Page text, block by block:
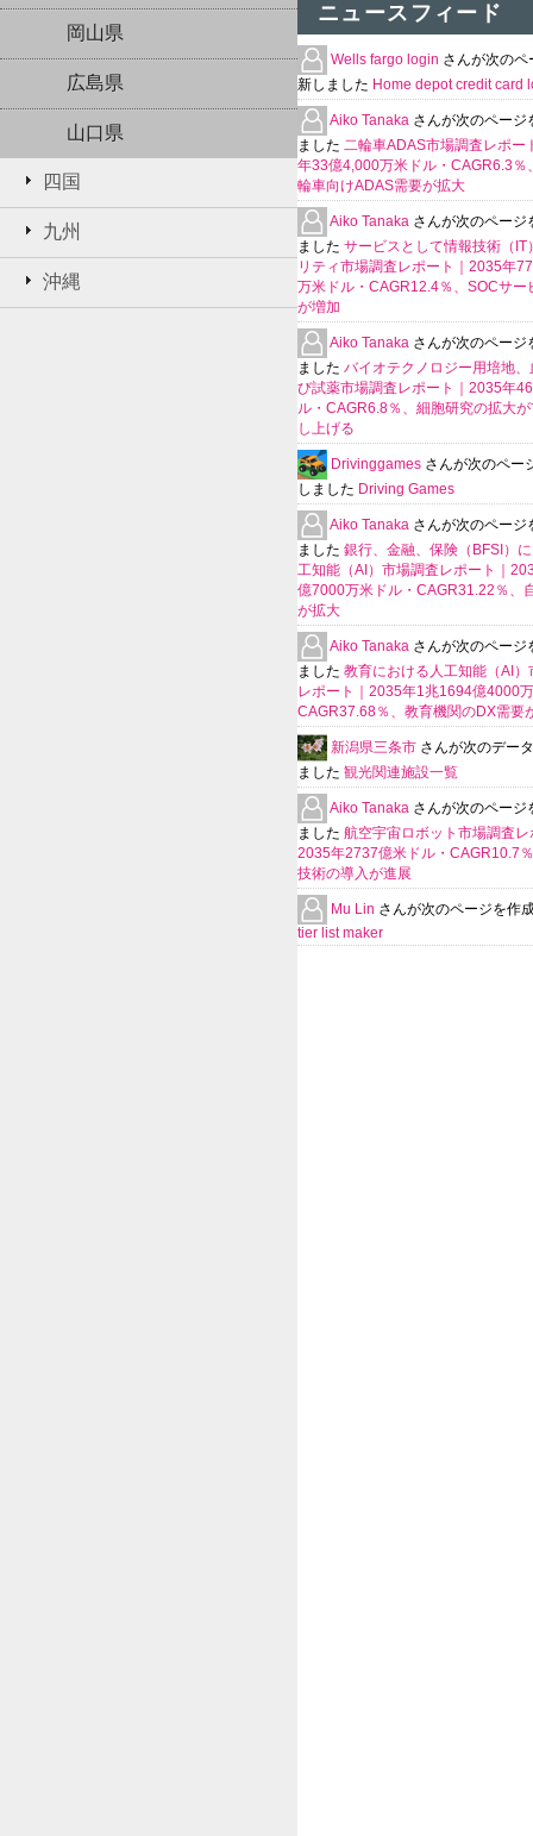
岡山県
広島県
山口県
四国
九州
沖縄
ニュースフィード
Wells fargo login さんが次のペ
新しました Home depot credit card
Aiko Tanaka さんが次のページ
ました 二輪車ADAS市場調査レポー
年33億4,000万米ドル・CAGR6.3％
輪車向けADAS需要が拡大
Aiko Tanaka さんが次のページ
ました サービスとして情報技術（IT
リティ市場調査レポート｜2035年
万米ドル・CAGR12.4％、SOCサー
が増加
Aiko Tanaka さんが次のページ
ました バイオテクノロジー用培地、
び試薬市場調査レポート｜2035年
ル・CAGR6.8％、細胞研究の拡大
し上げる
Drivinggames さんが次のペー
しました Driving Games
Aiko Tanaka さんが次のページ
ました 銀行、金融、保険（BFSI）
工知能（AI）市場調査レポート｜
億7000万米ドル・CAGR31.22％、
が拡大
Aiko Tanaka さんが次のページ
ました 教育における人工知能（AI）
レポート｜2035年1兆1694億4000
CAGR37.68％、教育機関のDX需要
新潟県三条市 さんが次のデー
ました 観光関連施設一覧
Aiko Tanaka さんが次のページ
ました 航空宇宙ロボット市場調査レ
2035年2737億米ドル・CAGR10.7
技術の導入が進展
Mu Lin さんが次のページを作
tier list maker